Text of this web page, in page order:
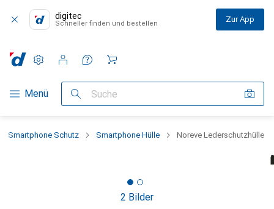
digitec
Schneller finden und bestellen Zur App
Navigation nach Kategorien
Menü Suche
Einstellungen
Kundenkonto
Vergleichslisten
Merklisten
Warenkorb
Smartphone Schutz Smartphone Hülle Noreve Lederschutzhülle
2 Bilder